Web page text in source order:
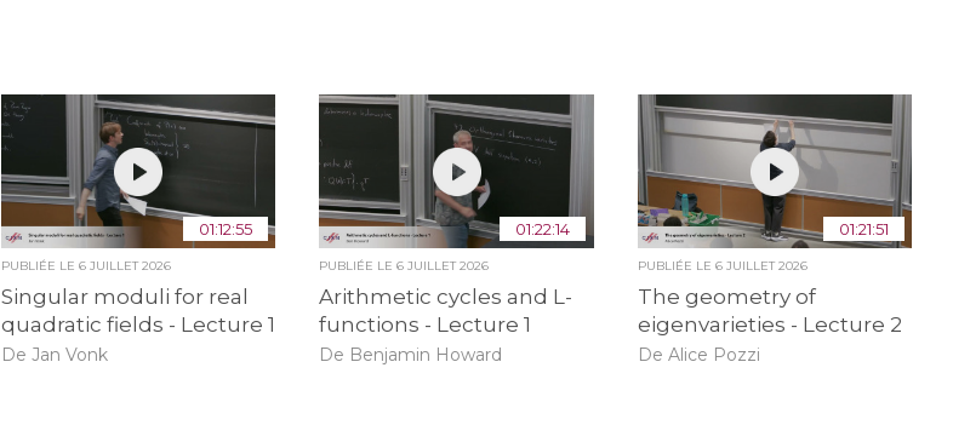
01:12:55
PUBLIÉE LE 6 JUILLET 2026
Singular moduli for real
quadratic fields - Lecture 1
De Jan Vonk
01:22:14
PUBLIÉE LE6 JUILLET 2026
Arithmetic cycles and L-
functions - Lecture 1
De Benjamin Howard
01:21:51
PUBLIÉE LE 6 JUILLET 2026
The geometry of
eigenvarieties - Lecture 2
De Alice Pozzi